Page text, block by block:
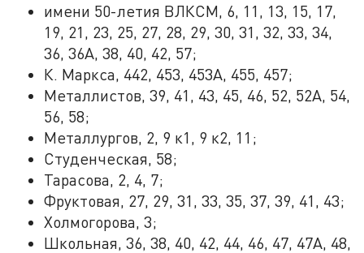
имени 50-летия ВЛКСМ, 6, 11, 13, 15, 17,
19, 21, 23, 25, 27, 28, 29, 30, 31, 32, 33, 34,
36, 36А, 38, 40, 42, 57;
К. Маркса, 442, 453, 453А, 455, 457;
Металлистов, 39, 41, 43, 45, 46, 52, 52А, 54,
56, 58;
Металлургов, 2, 9 к1, 9 к2, 11;
Студенческая, 58;
Тарасова, 2, 4, 7;
Фруктовая, 27, 29, 31, 33, 35, 37, 39, 41, 43;
Холмогорова, 3;
Школьная, 36, 38, 40, 42, 44, 46, 47, 47А, 48,